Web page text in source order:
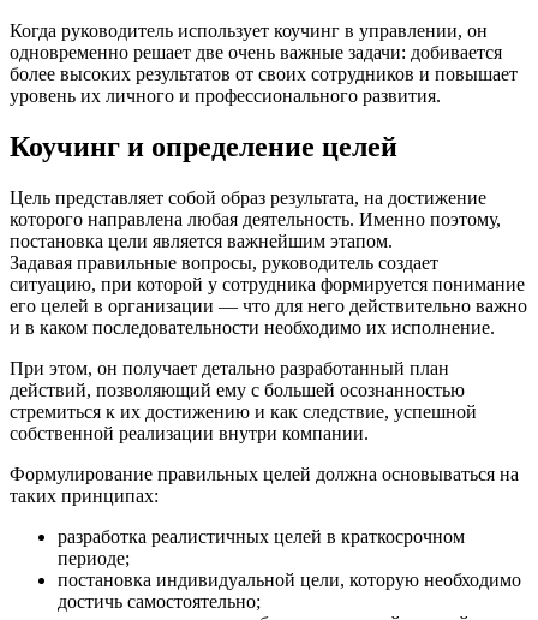
Когда руководитель использует коучинг в управлении, он
одновременно решает две очень важные задачи: добивается
более высоких результатов от своих сотрудников и повышает
уровень их личного и профессионального развития.
Коучинг и определение целей
Цель представляет собой образ результата, на достижение
которого направлена любая деятельность. Именно поэтому,
постановка цели является важнейшим этапом.
Задавая правильные вопросы, руководитель создает
ситуацию, при которой у сотрудника формируется понимание
его целей в организации — что для него действительно важно
и в каком последовательности необходимо их исполнение.
При этом, он получает детально разработанный план
действий, позволяющий ему с большей осознанностью
стремиться к их достижению и как следствие, успешной
собственной реализации внутри компании.
Формулирование правильных целей должна основываться на
таких принципах:
разработка реалистичных целей в краткосрочном
периоде;
постановка индивидуальной цели, которую необходимо
достичь самостоятельно;